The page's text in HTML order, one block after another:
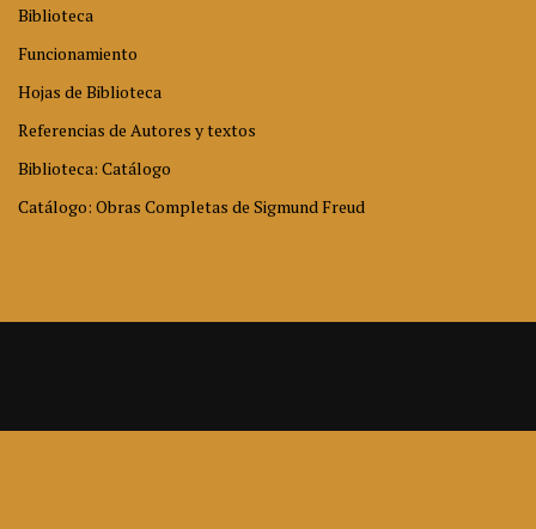
Biblioteca
Funcionamiento
Hojas de Biblioteca
Referencias de Autores y textos
Biblioteca: Catálogo
Catálogo: Obras Completas de Sigmund Freud